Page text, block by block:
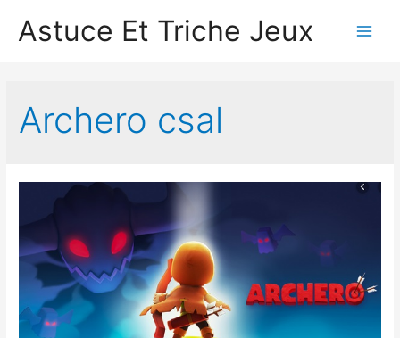
Astuce Et Triche Jeux
Archero csal